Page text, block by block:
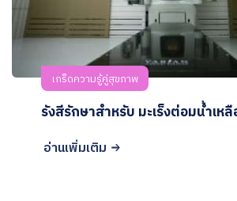
เกร็ดความรู้คู่สุขภาพ
รังสีรักษาสำหรับ มะเร็งต่อมน้ำเหลื
อ่านเพิ่มเติม